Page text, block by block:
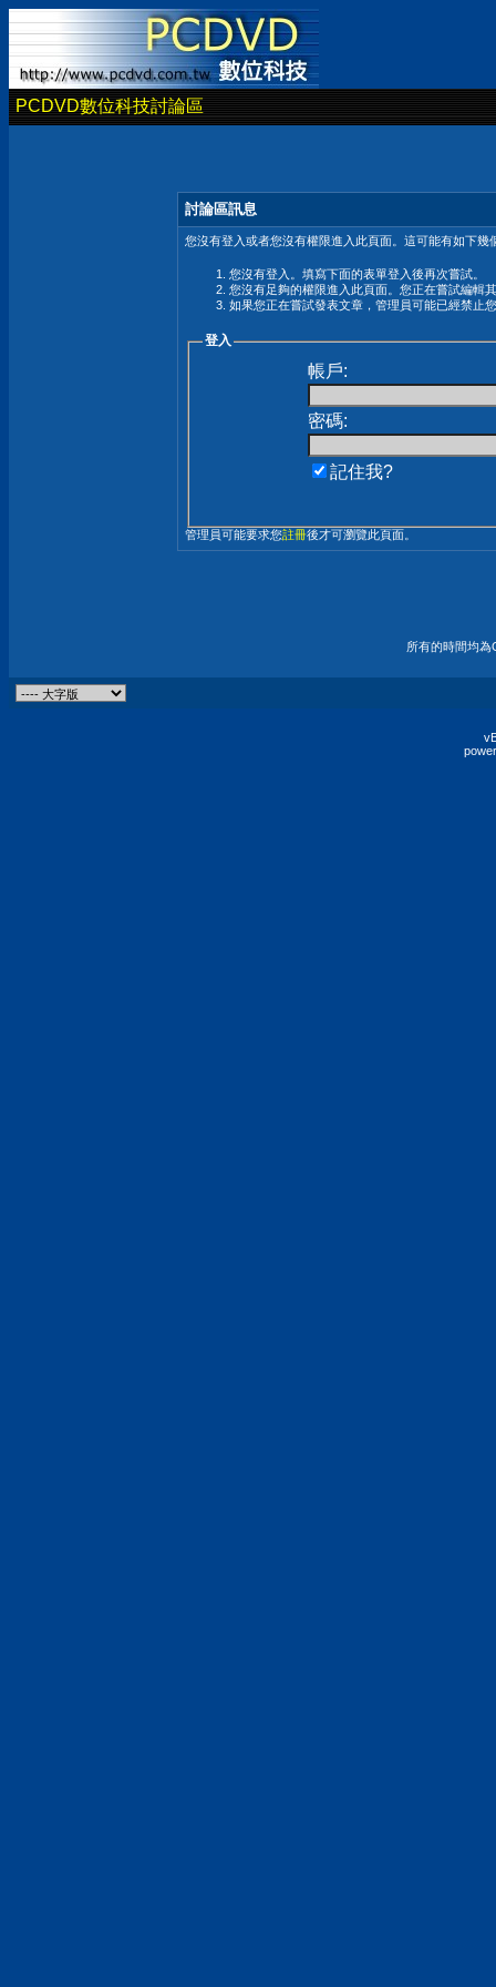
PCDVD數位科技討論區
討論區訊息
您沒有登入或者您沒有權限進入此頁面。這可能有如下幾
您沒有登入。填寫下面的表單登入後再次嘗試。
您沒有足夠的權限進入此頁面。您正在嘗試編輯
如果您正在嘗試發表文章，管理員可能已經禁止
登入
帳戶:
密碼:
記住我?
管理員可能要求您註冊後才可瀏覽此頁面。
所有的時間均為